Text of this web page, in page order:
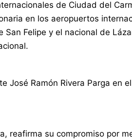
de Ciudad del
en los aeropuertos
Felipe y el nacional de
Ramón Rivera Parga en
reafirma su compromiso por